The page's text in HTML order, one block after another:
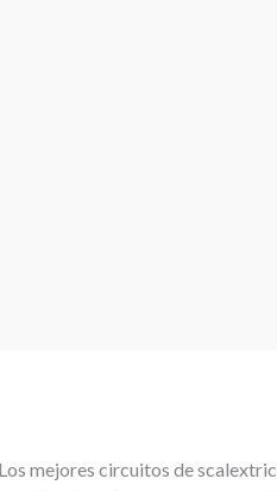
Los mejores circuitos de scalextric